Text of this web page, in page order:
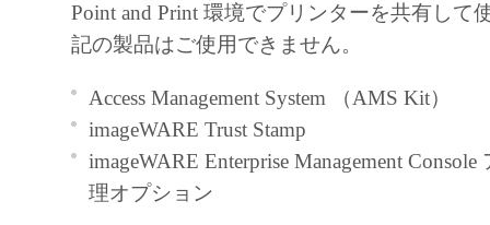
お客様は、『同意』を示す下記のボタンを
点、または「本ソフトウェア」のインスト
をもって、本契約書に同意したことになり
お客様が本契約書に同意できない場合、「
ア」を使用することはできません。
１．許諾
Point and Print 環境でプリンターを共有して
記の製品はご使用できません。
Access Management System （AMS Kit）
imageWARE Trust Stamp
imageWARE Enterprise Management
理オプション